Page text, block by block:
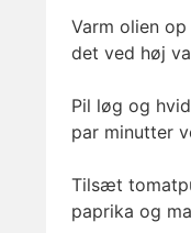
Varm olien
det ved høj
Pil løg og
par minutter
Tilsæt
paprika og